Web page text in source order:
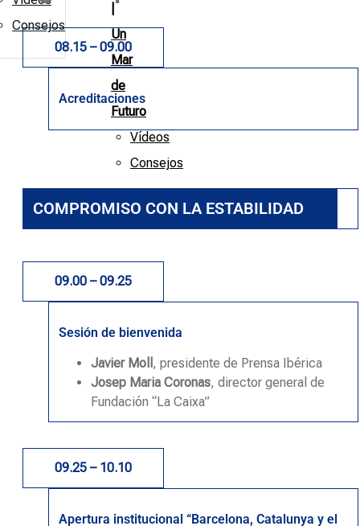
Consejos
Un
Mar
de
Futuro
Vídeos
Consejos
08.15 – 09.00
Acreditaciones
COMPROMISO CON LA ESTABILIDAD
09.00 – 09.25
Sesión de bienvenida
Javier Moll , presidente de Prensa Ibérica
Josep Maria Coronas, director general de
Fundación “La Caixa”
09.25 – 10.10
Apertura institucional “Barcelona, Catalunya y el